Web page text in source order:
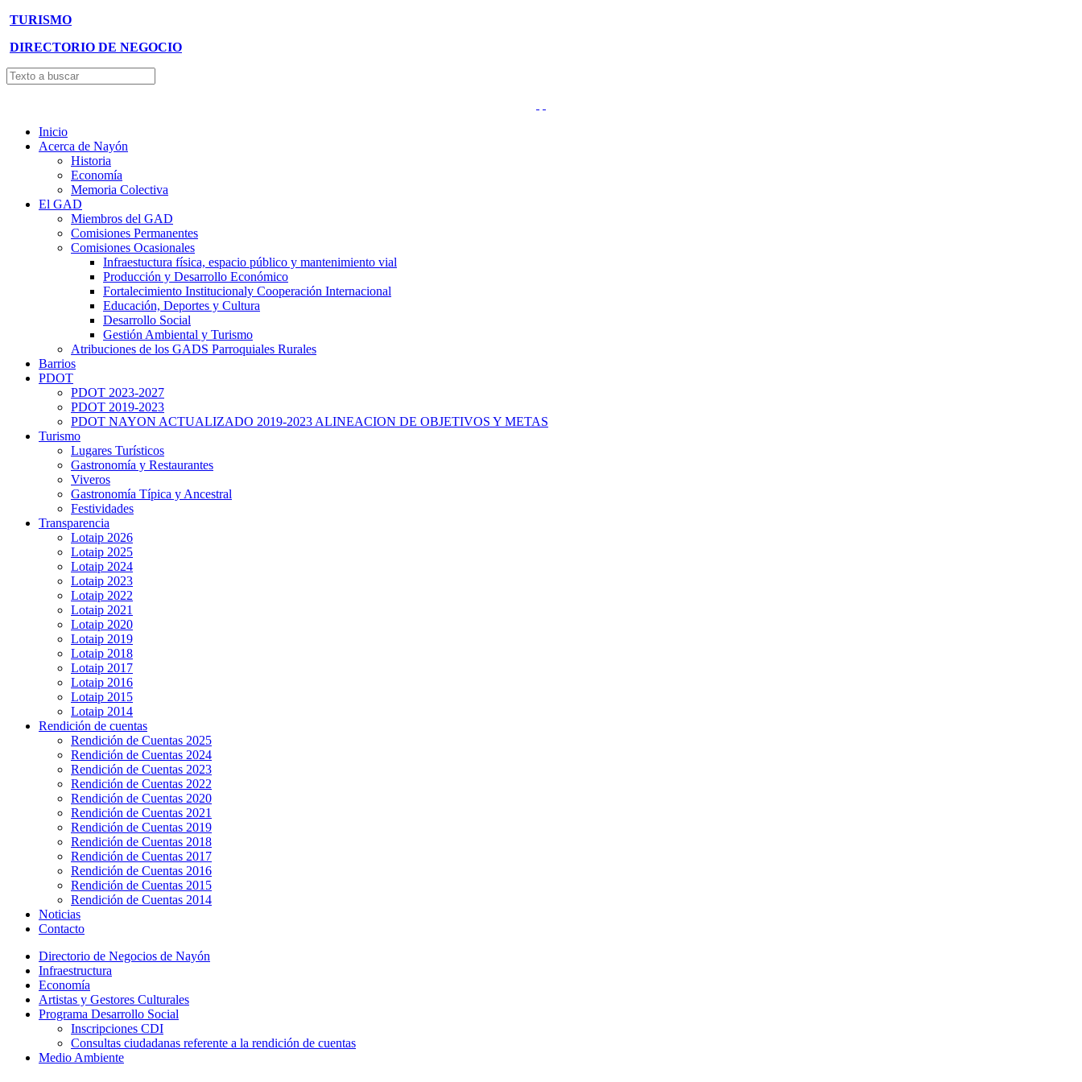
TURISMO
DIRECTORIO DE NEGOCIO
Inicio
Acerca de Nayón
Historia
Economía
Memoria Colectiva
El GAD
Miembros del GAD
Comisiones Permanentes
Comisiones Ocasionales
Infraestuctura física, espacio público y mantenimiento vial
Producción y Desarrollo Económico
Fortalecimiento Institucionaly Cooperación Internacional
Educación, Deportes y Cultura
Desarrollo Social
Gestión Ambiental y Turismo
Atribuciones de los GADS Parroquiales Rurales
Barrios
PDOT
PDOT 2023-2027
PDOT 2019-2023
PDOT NAYON ACTUALIZADO 2019-2023 ALINEACION DE OBJETIVOS Y METAS
Turismo
Lugares Turísticos
Gastronomía y Restaurantes
Viveros
Gastronomía Típica y Ancestral
Festividades
Transparencia
Lotaip 2026
Lotaip 2025
Lotaip 2024
Lotaip 2023
Lotaip 2022
Lotaip 2021
Lotaip 2020
Lotaip 2019
Lotaip 2018
Lotaip 2017
Lotaip 2016
Lotaip 2015
Lotaip 2014
Rendición de cuentas
Rendición de Cuentas 2025
Rendición de Cuentas 2024
Rendición de Cuentas 2023
Rendición de Cuentas 2022
Rendición de Cuentas 2020
Rendición de Cuentas 2021
Rendición de Cuentas 2019
Rendición de Cuentas 2018
Rendición de Cuentas 2017
Rendición de Cuentas 2016
Rendición de Cuentas 2015
Rendición de Cuentas 2014
Noticias
Contacto
Directorio de Negocios de Nayón
Infraestructura
Economía
Artistas y Gestores Culturales
Programa Desarrollo Social
Inscripciones CDI
Consultas ciudadanas referente a la rendición de cuentas
Medio Ambiente